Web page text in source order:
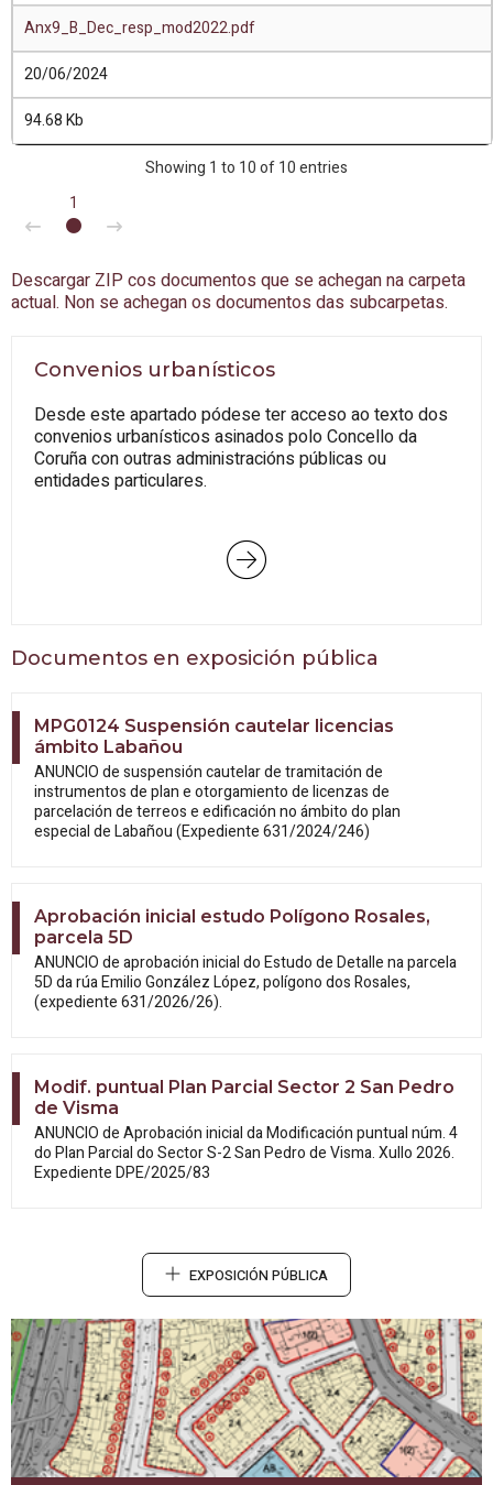
Anx9_B_Dec_resp_mod2022.pdf
20/06/2024
94.68 Kb
Showing 1 to 10 of 10 entries
1
Descargar ZIP cos documentos que se achegan na carpeta
actual. Non se achegan os documentos das subcarpetas.
Convenios urbanísticos
Desde este apartado pódese ter acceso ao texto dos
convenios urbanísticos asinados polo Concello da
Coruña con outras administracións públicas ou
entidades particulares.
Documentos en exposición pública
MPG0124 Suspensión cautelar licencias
ámbito Labañou
ANUNCIO de suspensión cautelar de tramitación de
instrumentos de plan e otorgamiento de licenzas de
parcelación de terreos e edificación no ámbito do plan
especial de Labañou (Expediente 631/2024/246)
Aprobación inicial estudo Polígono Rosales,
parcela 5D
ANUNCIO de aprobación inicial do Estudode Detalle na parcela
5D da rúa Emilio González López, polígono dos Rosales,
(expediente 631/2026/26).
Modif. puntual Plan Parcial Sector 2 San Pedro
de Visma
ANUNCIO de Aprobación inicial daModificación puntual núm. 4
do Plan Parcial do Sector S-2 San Pedro de Visma. Xullo 2026.
Expediente DPE/2025/83
EXPOSICIÓN PÚBLICA